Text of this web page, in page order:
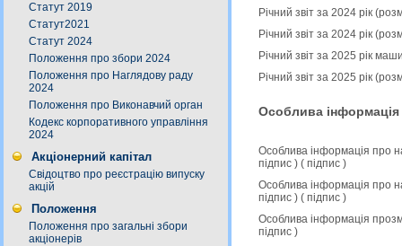
Статут 2019
Статут2021
Статут 2024
Положення про збори 2024
Положення про Наглядову раду
2024
Положення про Виконавчий орган
Кодекс корпоративного управління
2024
Акціонерний капітал
Свідоцтво про реєстрацію випуску
акцій
Положення
Положення про загальні збори
акціонерів
Річний звіт за 2024 рік
Річний звіт за 2024 рік
Річний звіт за 2025 рік
Річний звіт за 2025 рік
Особлива інформація
Особлива інформація про
підпис ) ( підпис )
Особлива інформація про
підпис ) ( підпис )
Особлива інформація
підпис )